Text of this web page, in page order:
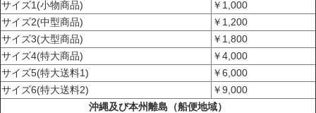
サイズ1(小物商品)
￥1,000
サイズ2(中型商品)
￥1,200
サイズ3(大型商品)
￥1,800
サイズ4(特大商品)
￥4,000
サイズ5(特大送料1)
￥6,000
サイズ6(特大送料2)
￥9,000
沖縄及び本州離島（船便地域）